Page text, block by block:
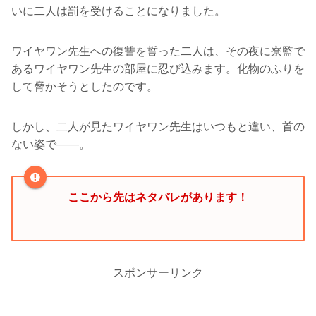
いに二人は罰を受けることになりました。
ワイヤワン先生への復讐を誓った二人は、その夜に寮監で
あるワイヤワン先生の部屋に忍び込みます。化物のふりを
して脅かそうとしたのです。
しかし、二人が見たワイヤワン先生はいつもと違い、首の
ない姿で――。
ここから先はネタバレがあります！
スポンサーリンク